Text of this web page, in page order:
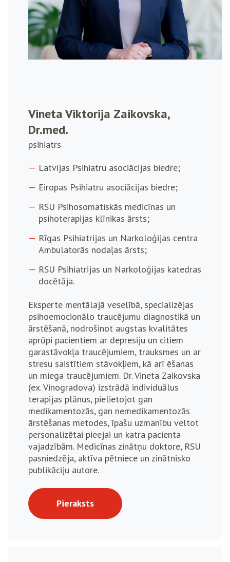
Vineta Viktorija Zaikovska,
Dr.med.
psihiatrs
Latvijas Psihiatru asociācijas biedre;
Eiropas Psihiatru asociācijas biedre;
RSU Psihosomatiskās medicīnas un
psihoterapijas klīnikas ārsts;
Rīgas Psihiatrijas un Narkoloģijas centra
Ambulatorās nodaļas ārsts;
RSU Psihiatrijas un Narkoloģijas katedras
docētāja.
Eksperte mentālajā veselībā, specializējas
psihoemocionālo traucējumu diagnostikā un
ārstēšanā, nodrošinot augstas kvalitātes
aprūpi pacientiem ar depresiju un citiem
garastāvokļa traucējumiem, trauksmes un ar
stresu saistītiem stāvokļiem, kā arī ēšanas
un miega traucējumiem. Dr. Vineta Zaikovska
(ex. Vinogradova) izstrādā individuālus
terapijas plānus, pielietojot gan
medikamentozās, gan nemedikamentozās
ārstēšanas metodes, īpašu uzmanību veltot
personalizētai pieejai un katra pacienta
vajadzībām. Medicīnas zinātņu doktore, RSU
pasniedzēja, aktīva pētniece un zinātnisko
publikāciju autore.
Pieraksts